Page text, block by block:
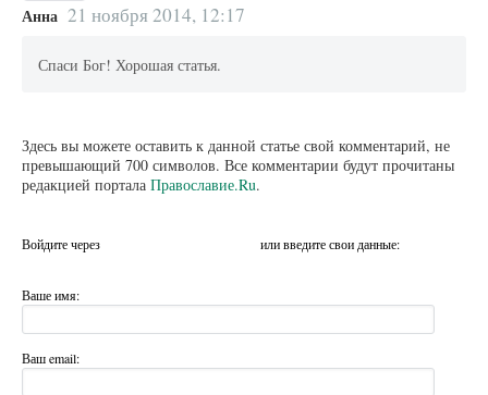
Анна 21 ноября 2014, 12:17
Спаси Бог! Хорошая статья.
Здесь вы можете оставить к данной статье свой комментарий, не
превышающий 700 символов. Все комментарии будут прочитаны
редакцией портала Православие.Ru.
Войдите через или введите свои данные:
Ваше имя:
Ваш email: